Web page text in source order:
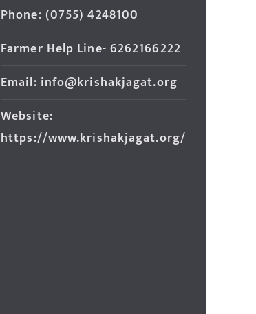
Phone: (0755) 4248100
Farmer Help Line- 6262166222
Email: info@krishakjagat.org
Website:
https://www.krishakjagat.org/